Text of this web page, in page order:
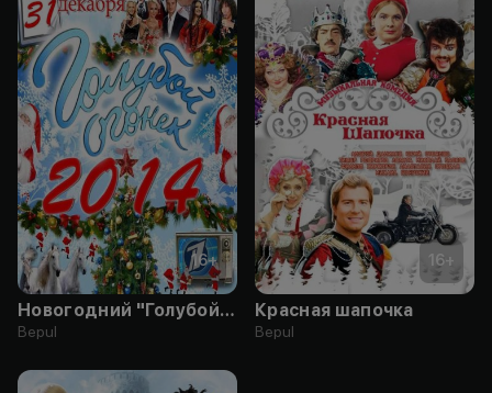
16+
Новогодний "Голубой огонек"
Bepul
16+
Красная шапочка
Bepul